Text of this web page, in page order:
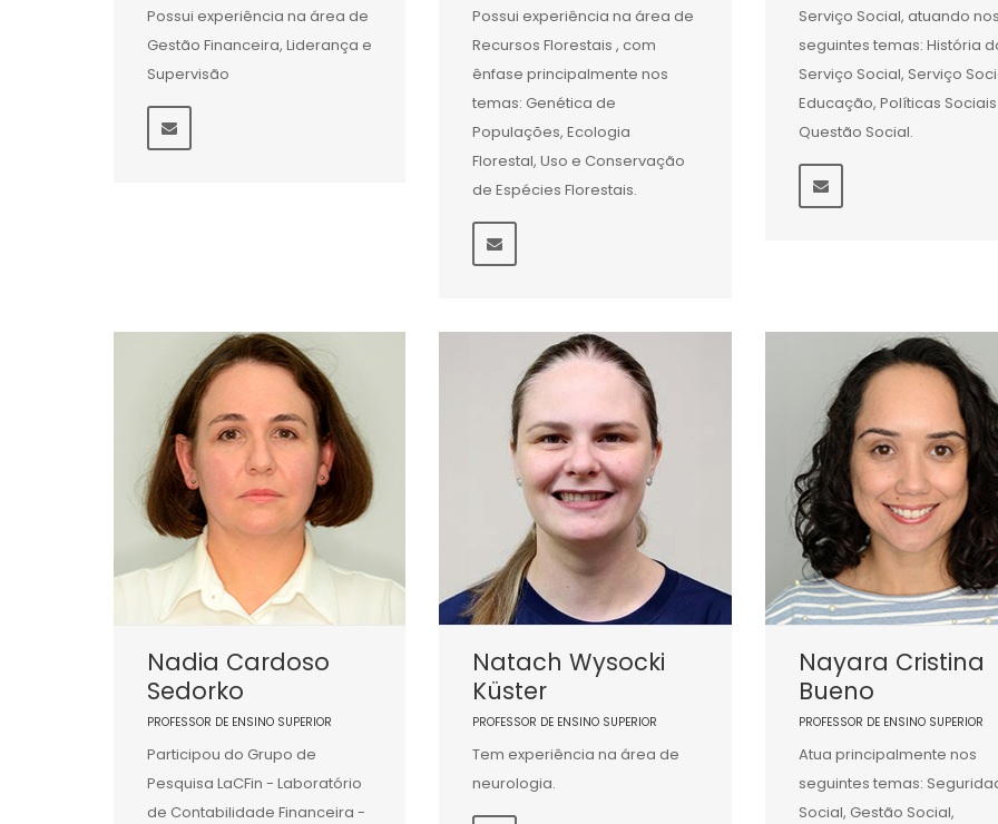
Possui experiência na área de
Gestão Financeira, Liderança e
Supervisão
Possui experiência na área de
Recursos Florestais , com
ênfase principalmente nos
temas: Genética de
Populações, Ecologia
Florestal, Uso e Conservação
de Espécies Florestais.
Serviço Social, atuando
seguintes temas: História
Serviço Social, Serviço
Educação, Políticas
Questão Social.
Nadia Cardoso
Sedorko
PROFESSOR DE ENSINO SUPERIOR
Participou do Grupo de
Pesquisa LaCFin - Laboratório
de Contabilidade Financeira -
Natach Wysocki
Küster
PROFESSOR DE ENSINO SUPERIOR
Tem experiência na área de
neurologia.
Nayara Cristina
Bueno
PROFESSOR DE ENSINO SUPERIOR
Atua principalmente nos
seguintes temas:
Social, Gestão Social,